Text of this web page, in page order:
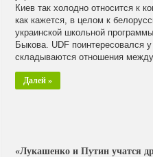
Киев так холодно относится к
как кажется, в целом к
украинской школьной
Быкова. UDF поинтересовался
складываются отношения между
Далей »
«Лукашенко и Путин учатся